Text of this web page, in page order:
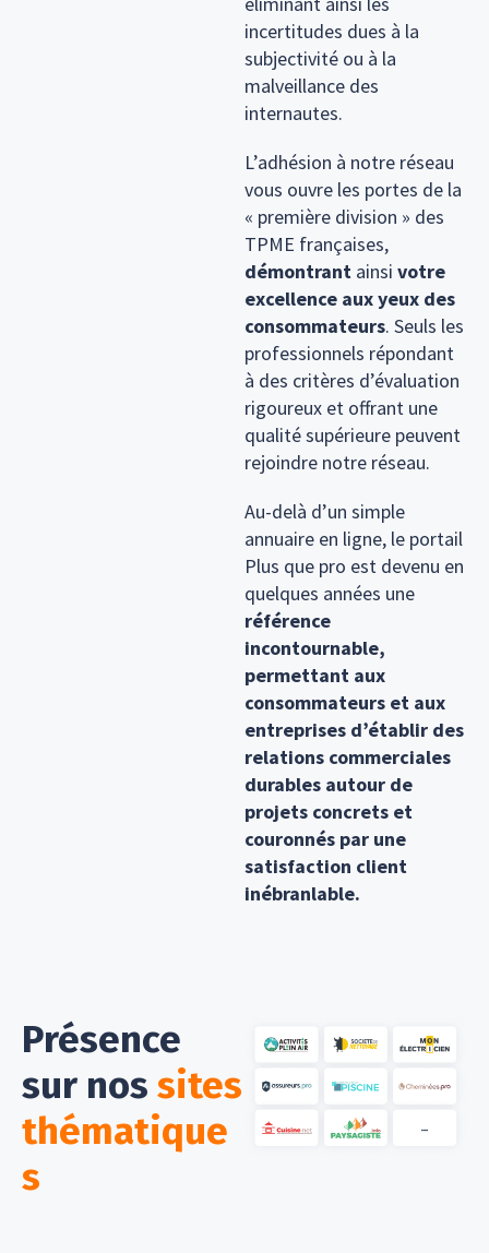
incertitudes dues à la
subjectivité ou à la
malveillance des
internautes.
L’adhésion à notre réseau
vous ouvre les portes de la
« première division » des
TPME françaises,
démontrant ainsi votre
excellence aux yeux des
consommateurs. Seuls les
professionnels répondant
à des critères d’évaluation
rigoureux et offrant une
qualité supérieure peuvent
rejoindre notre réseau.
Au-delà d’un simple
annuaire en ligne, le portail
Plus que pro est devenu en
quelques années une
référence
incontournable,
permettant aux
consommateurs et aux
entreprises d’établir des
relations commerciales
durables autour de
projets concrets et
couronnés par une
satisfaction client
inébranlable.
Présence
sur nos sites
thématique
s